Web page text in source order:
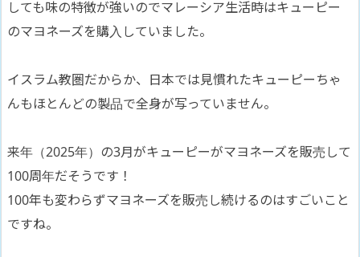
しても味の特徴が強いのでマレーシア生活時はキューピー
のマヨネーズを購入していました。
イスラム教圏だからか、日本では見慣れたキューピーちゃ
んもほとんどの製品で全身が写っていません。
来年（2025年）の3月がキューピーがマヨネーズを販売して
100周年だそうです！
100年も変わらずマヨネーズを販売し続けるのはすごいこと
ですね。